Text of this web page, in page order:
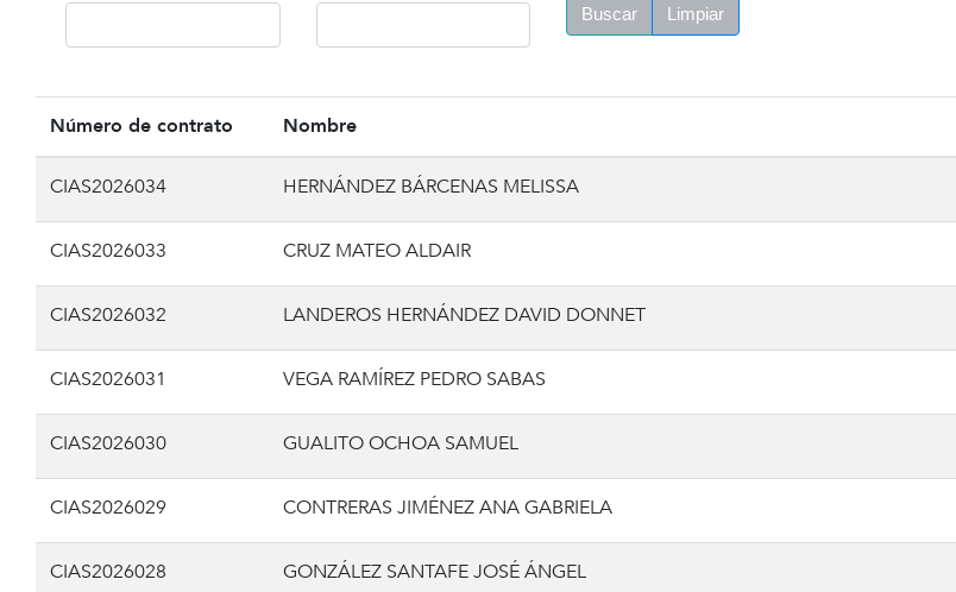
Buscar Limpiar
Número de contrato Nombre
CIAS2026034 HERNÁNDEZ BÁRCENAS MELISSA
CIAS2026033 CRUZ MATEO ALDAIR
CIAS2026032 LANDEROS HERNÁNDEZ DAVID DONNET
CIAS2026031 VEGA RAMÍREZ PEDRO SABAS
CIAS2026030 GUALITO OCHOA SAMUEL
CIAS2026029 CONTRERAS JIMÉNEZ ANA GABRIELA
CIAS2026028 GONZÁLEZ SANTAFE JOSÉ ÁNGEL